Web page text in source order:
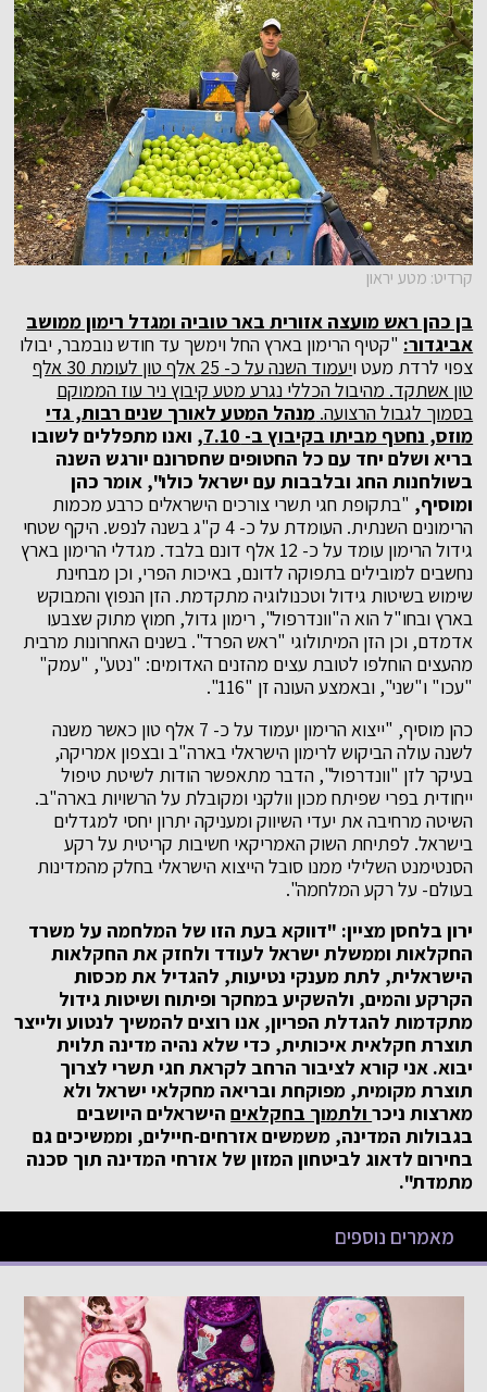
קרדיט: מטע יראון
בן כהן ראש מועצה אזורית באר טוביה ומגדל רימון ממושב
אביגדור: "קטיף הרימון בארץ החל וימשך עד חודש נובמבר, יבולו
צפוי לרדת מעט ו
יעמוד השנה על כ- 25 אלף טון לעומת 30 אלף
טון אשתקד. מהיבול הכללי נגרע מטע קיבוץ ניר עוז הממוקם
בסמוך לגבול הרצועה. מנהל המטע לאורך שנים רבות, גדי
מוזס, נחטף מביתו בקיבוץ ב- 7.10,
ואנו מתפללים לשובו
בריא ושלם יחד עם כל החטופים שחסרונם יורגש השנה
בשולחנות החג ובלבבות עם ישראל כולו", אומר כהן
ומוסיף, "בתקופת חגי תשרי צורכים הישראלים כרבע מכמות
הרימונים השנתית. העומדת על כ- 4 ק"ג בשנה לנפש. היקף שטחי
גידול הרימון עומד על כ- 12 אלף דונם בלבד. מגדלי הרימון בארץ
נחשבים למובילים בתפוקה לדונם, באיכות הפרי, וכן מבחינת
שימוש בשיטות גידול וטכנולוגיה מתקדמת. הזן הנפוץ והמבוקש
בארץ ובחו"ל הוא ה"וונדרפול", רימון גדול, חמוץ מתוק שצבעו
אדמדם, וכן הזן המיתולוגי "ראש הפרד". בשנים האחרונות מרבית
מהעצים הוחלפו לטובת עצים מהזנים האדומים: "נטע", "עמק"
"עכו" ו"שני", ובאמצע העונה זן "116".
כהן מוסיף, "ייצוא הרימון יעמוד על כ- 7 אלף טון כאשר משנה
לשנה עולה הביקוש לרימון הישראלי בארה"ב ובצפון אמריקה,
בעיקר לזן "וונדרפול", הדבר מתאפשר הודות לשיטת טיפול
ייחודית בפרי שפיתח מכון וולקני ומקובלת על הרשויות בארה"ב.
השיטה מרחיבה את יעדי השיווק ומעניקה יתרון יחסי למגדלים
בישראל. לפתיחת השוק האמריקאי חשיבות קריטית על רקע
הסנטימנט השלילי ממנו סובל הייצוא הישראלי בחלק מהמדינות
בעולם- על רקע המלחמה".
ירון בלחסן מציין: "דווקא בעת הזו של המלחמה על משרד
החקלאות וממשלת ישראל לעודד ולחזק את החקלאות
הישראלית, לתת מענקי נטיעות, להגדיל את מכסות
הקרקע והמים, ולהשקיע במחקר ופיתוח ושיטות גידול
מתקדמות להגדלת הפריון, אנו רוצים להמשיך לנטוע ולייצר
תוצרת חקלאית איכותית, כדי שלא נהיה מדינה תלוית
יבוא. אני קורא לציבור הרחב לקראת חגי תשרי לצרוך
תוצרת מקומית, מפוקחת ובריאה מחקלאי ישראל ולא
מארצות ניכרולתמוך בחקלאיםהישראלים היושבים
בגבולות המדינה, משמשים אזרחים-חיילים, וממשיכים גם
בחירום לדאוג לביטחון המזון של אזרחי המדינה תוך סכנה
מתמדת".
מאמרים נוספים